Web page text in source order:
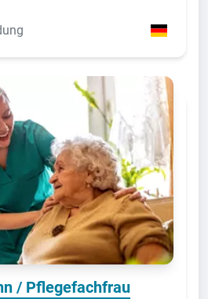
/ Pflegefachfrau